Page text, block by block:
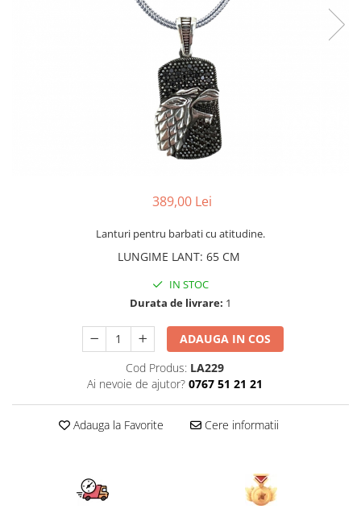
389,00 Lei
Lanturi pentru barbati cu atitudine.
LUNGIME LANT: 65 CM
IN STOC
Durata de livrare: 1
ADAUGA IN COS
Cod Produs: LA229
Ai nevoie de ajutor? 0767 51 21 21
Adauga la Favorite Cere informatii